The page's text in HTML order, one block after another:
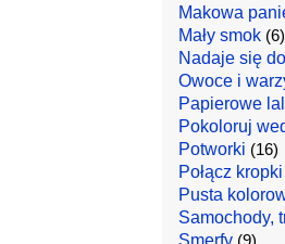
Makowa
Mały smok(6)
Nadaje się
Owoce i
Papierowe
Pokoloruj
Potworki (16)
Połącz kropki
Pusta
Samochody,
Smerfy(9)